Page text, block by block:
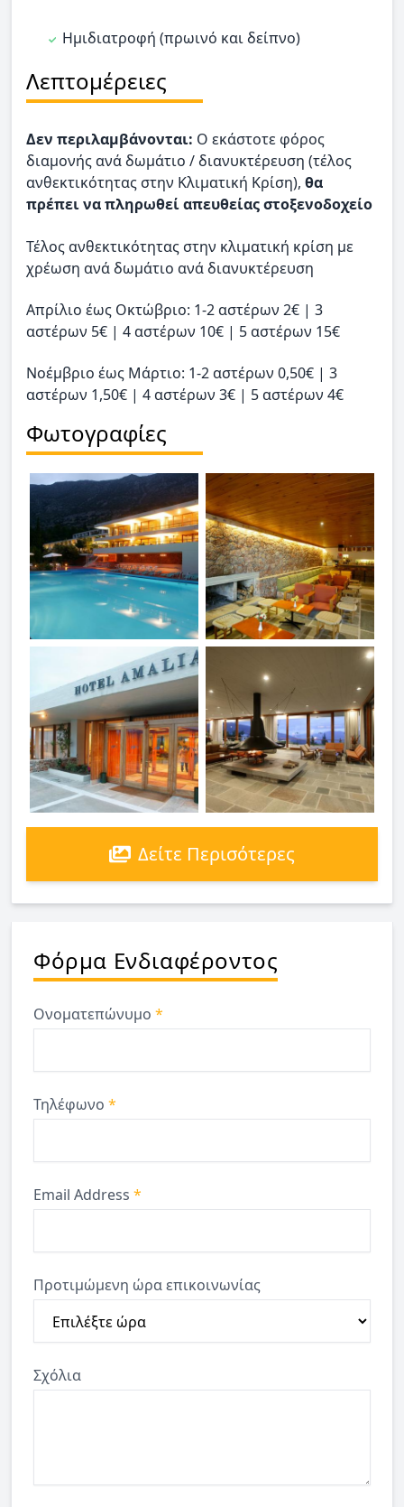
Ημιδιατροφή (πρωινό και δείπνο)
Λεπτομέρειες
Δεν περιλαμβάνονται: O εκάστοτε φόρος
διαμονής ανά δωμάτιο / διανυκτέρευση (τέλος
ανθεκτικότητας στην Κλιματική Κρίση), θα
πρέπει να πληρωθεί απευθείας στοξενοδοχείο
Τέλος ανθεκτικότητας στην κλιματική κρίση με
χρέωση ανά δωμάτιο ανά διανυκτέρευση
Απρίλιο έως Οκτώβριο: 1-2 αστέρων 2€ | 3
αστέρων 5€ | 4 αστέρων 10€ | 5 αστέρων 15€
Νοέμβριο έως Μάρτιο: 1-2 αστέρων 0,50€ | 3
αστέρων 1,50€ | 4 αστέρων 3€ | 5 αστέρων 4€
Φωτογραφίες
Δείτε Περισότερες
Φόρμα Ενδιαφέροντος
Ονοματεπώνυμο *
Τηλέφωνο *
Email Address *
Προτιμώμενη ώρα επικοινωνίας
Σχόλια